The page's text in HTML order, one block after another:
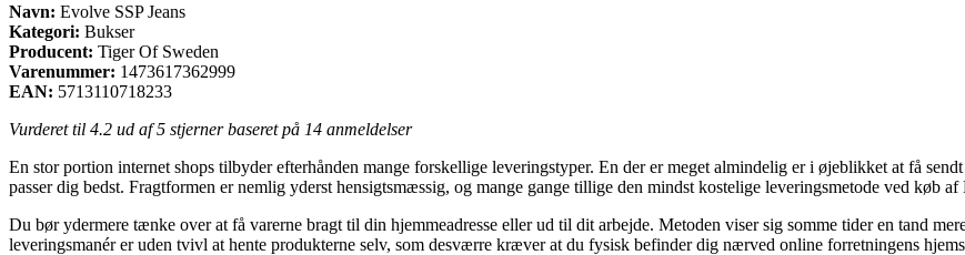
Navn: Evolve SSP Jeans
Kategori: Bukser
Producent: Tiger Of Sweden
Varenummer: 1473617362999
EAN: 5713110718233
Vurderet til 4.2 ud af 5 stjerner baseret på 14 anmeldelser
En stor portion internet shops tilbyder efterhånden mange forskellige leveringstyper. En der er meget almindelig er i øjeblikket at få
passer dig bedst. Fragtformen er nemlig yderst hensigtsmæssig, og mange gange tillige den mindst kostelige leveringsmetode ved køb af
Du bør ydermere tænke over at få varerne bragt til din hjemmeadresse eller ud til dit arbejde. Metoden viser sig somme tider en tand
leveringsmanér er uden tvivl at hente produkterne selv, som desværre kræver at du fysisk befinder dig nærved online forretningens